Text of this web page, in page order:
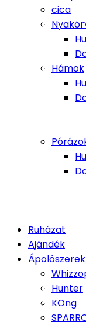
cica
Hámok
Ruházat
Ajándék
Ápolószerek
Hunter
KOng